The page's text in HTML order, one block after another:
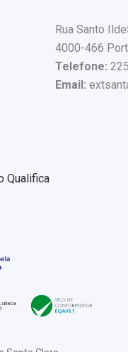
Rua Santo
4000-466
Telefone:
Email:
Qualifica